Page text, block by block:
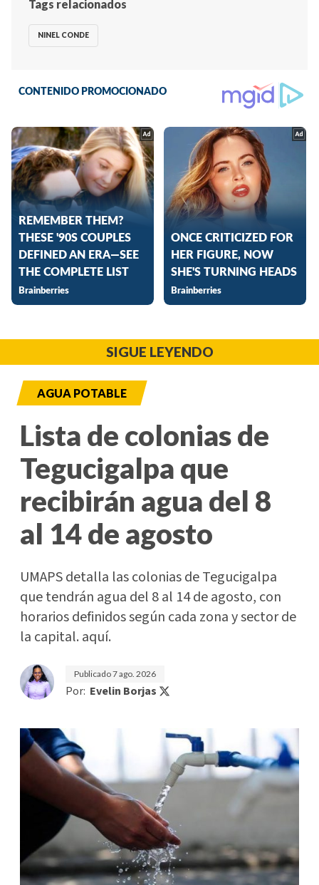
Tags relacionados
NINEL CONDE
SIGUE LEYENDO
AGUA POTABLE
Lista de colonias de
Tegucigalpa que
recibirán agua del 8
al 14 de agosto
UMAPS detalla las colonias de Tegucigalpa
que tendrán agua del 8 al 14 de agosto, con
horarios definidos según cada zona y sector de
la capital. aquí.
Publicado7 ago. 2026
Por: Evelin Borjas